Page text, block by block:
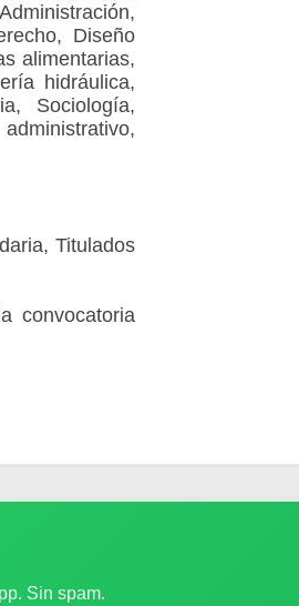
Diseño
alimentarias,
hidráulica,
Sociología,
Titulados
convocatoria
Sin spam.